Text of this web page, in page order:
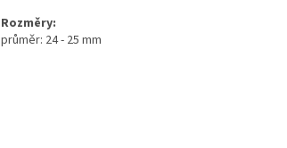
Rozměry:
průměr: 24 - 25 mm